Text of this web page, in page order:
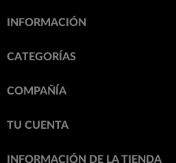
INFORMACIÓN
CATEGORÍAS
COMPAÑÍA
TU CUENTA
INFORMACIÓN DE LA TIENDA